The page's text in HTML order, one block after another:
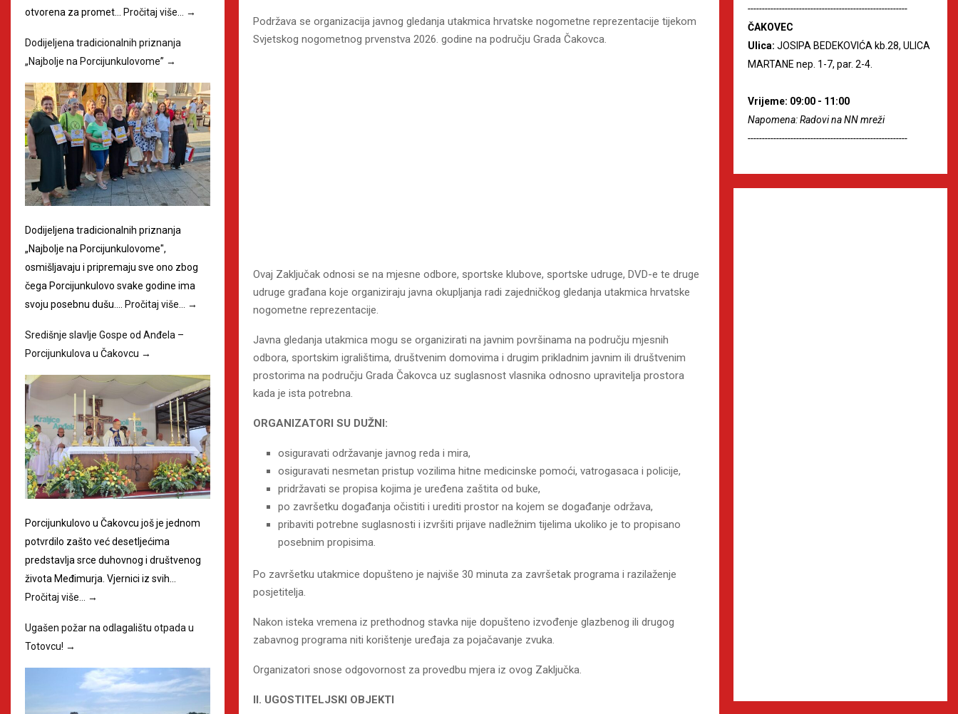
Podržava se organizacija javnog gledanja utakmica hrvatske nogometne reprezentacije tijekom
Svjetskog nogometnog prvenstva 2026. godine na području Grada Čakovca.
Ovaj Zaključak odnosi se na mjesne odbore, sportske klubove, sportske udruge, DVD-e te druge
udruge građana koje organiziraju javna okupljanja radi zajedničkog gledanja utakmica hrvatske
nogometne reprezentacije.
Javna gledanja utakmica mogu se organizirati na javnim površinama na području mjesnih
odbora, sportskim igralištima, društvenim domovima i drugim prikladnim javnim ili društvenim
prostorima na području Grada Čakovca uz suglasnost vlasnika odnosno upravitelja prostora
kada je ista potrebna.
ORGANIZATORI SU DUŽNI:
osiguravati održavanje javnog reda i mira,
osiguravati nesmetan pristup vozilima hitne medicinske pomoći, vatrogasaca i policije,
pridržavati se propisa kojima je uređena zaštita od buke,
po završetku događanja očistiti i urediti prostor na kojem se događanje održava,
pribaviti potrebne suglasnosti i izvršiti prijave nadležnim tijelima ukoliko je to propisano
posebnim propisima.
Po završetku utakmice dopušteno je najviše 30 minuta za završetak programa i razilaženje
posjetitelja.
Nakon isteka vremena iz prethodnog stavka nije dopušteno izvođenje glazbenog ili drugog
zabavnog programa niti korištenje uređaja za pojačavanje zvuka.
Organizatori snose odgovornost za provedbu mjera iz ovog Zaključka.
II. UGOSTITELJSKI OBJEKTI
otvorena za promet…
Pročitaj više… →
Dodijeljena tradicionalnih priznanja
„Najbolje na Porcijunkulovome” →
Dodijeljena tradicionalnih priznanja
„Najbolje na Porcijunkulovome",
osmišljavaju i pripremaju sve ono zbog
čega Porcijunkulovo svake godine ima
svoju posebnu dušu.… Pročitaj više… →
Središnje slavlje Gospe od Anđela –
Porcijunkulova u Čakovcu →
Porcijunkulovo u Čakovcu još je jednom
potvrdilo zašto već desetljećima
predstavlja srce duhovnog i društvenog
života Međimurja. Vjernici iz svih…
Pročitaj više…
→
Ugašen požar na odlagalištu otpada u
Totovcu! →
--------------------------------------------------------
ČAKOVEC
Ulica: JOSIPA BEDEKOVIĆA kb.28, ULICA
MARTANE nep. 1-7, par. 2-4.
Vrijeme: 09:00 - 11:00
Napomena: Radovi na NN mreži
--------------------------------------------------------